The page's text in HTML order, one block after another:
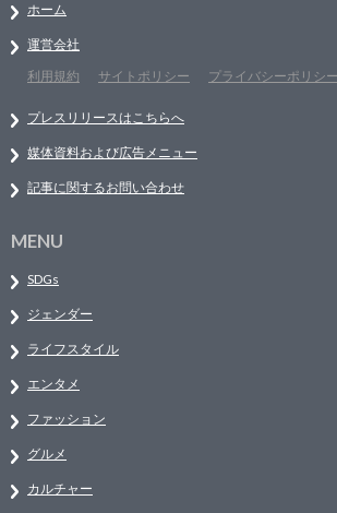
ホーム
運営会社
利用規約
サイトポリシー プライバシーポリシー
プレスリリースはこちらへ
媒体資料および広告メニュー
記事に関するお問い合わせ
MENU
SDGs
ジェンダー
ライフスタイル
エンタメ
ファッション
グルメ
カルチャー